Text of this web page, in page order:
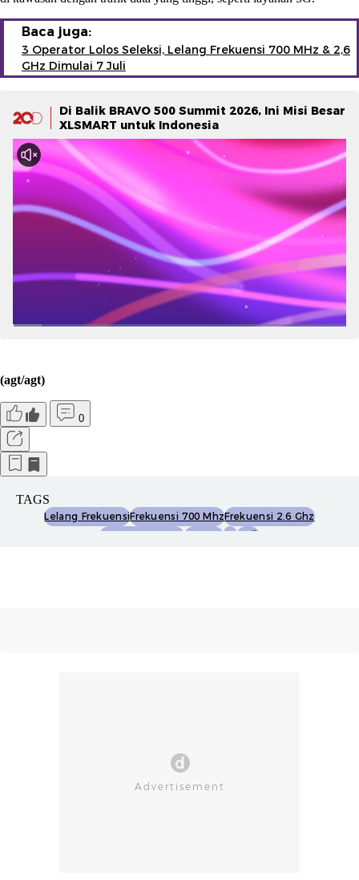
Baca juga:
3 Operator Lolos Seleksi, Lelang Frekuensi 700 MHz & 2,6
GHz Dimulai 7 Juli
Di Balik BRAVO 500 Summit 2026, Ini Misi Besar
XLSMART untuk Indonesia
(agt/agt)
0
TAGS
Lelang FrekuensiFrekuensi 700 MhzFrekuensi 2.6 Ghz